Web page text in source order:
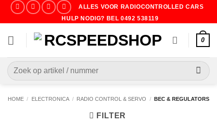
ALLES VOOR RADIOCONTROLLED CARS
HULP NODIG? BEL 0492 538119
0
Zoeken
naar:
HOME / ELECTRONICA / RADIO CONTROL & SERVO / BEC & REGULATORS
FILTER